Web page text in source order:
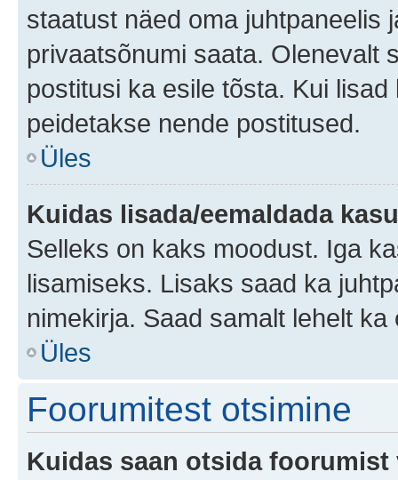
staatust näed oma juhtpaneelis
privaatsõnumi saata. Olenevalt
postitusi ka esile tõsta. Kui
peidetakse nende postitused.
Üles
Kuidas lisada/eemaldada
Selleks on kaks moodust. Iga
lisamiseks. Lisaks saad ka
nimekirja. Saad samalt lehelt ka
Üles
Foorumitest otsimine
Kuidas saan otsida